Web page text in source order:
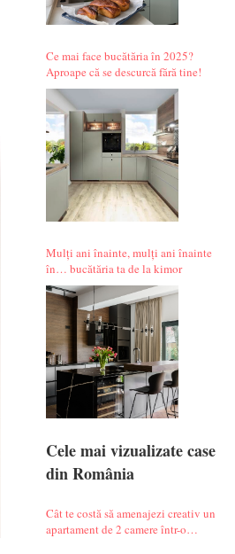
Ce mai face bucătăria în 2025?
Aproape că se descurcă fără tine!
Mulți ani înainte, mulți ani înainte
în… bucătăria ta de la kimor
Cele mai vizualizate case
din România
Cât te costă să amenajezi creativ un
apartament de 2 camere într-o